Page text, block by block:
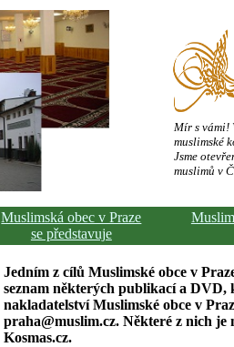
Mír s vámi!
muslimské
Jsme
muslimů v
Muslimská obec v Praze
se představuje
Jedním z cílů Muslimské obce v
seznam některých publikací a DVD,
nakladatelství Muslimské obce v
praha@muslim.cz. Některé z nich
Kosmas.cz.